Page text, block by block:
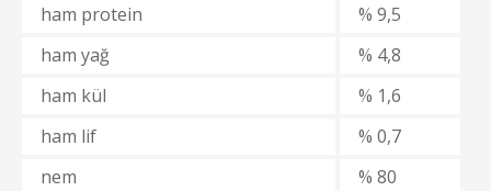
ham protein
% 9,5
ham yağ
% 4,8
ham kül
% 1,6
ham lif
% 0,7
nem
% 80